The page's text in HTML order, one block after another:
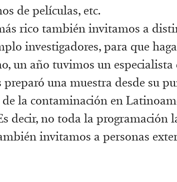
de películas, etc.
rico también invitamos a
investigadores, para que
un año tuvimos un especialista
una muestra desde su
la contaminación en
decir, no toda la programación
invitamos a personas